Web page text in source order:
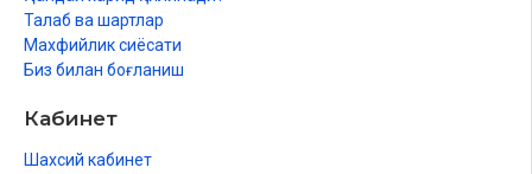
Талаб ва шартлар
Махфийлик сиёсати
Биз билан боғланиш
Кабинет
Шахсий кабинет